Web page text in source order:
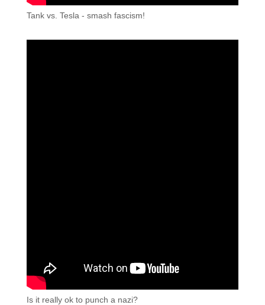
Tank vs. Tesla - smash fascism!
Is it really ok to punch a nazi?